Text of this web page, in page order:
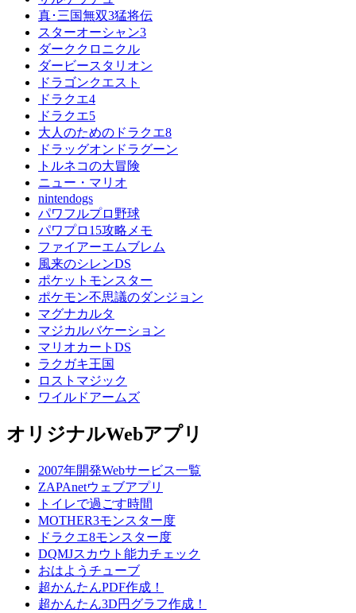
真･三国無双3猛将伝
スターオーシャン3
ダーククロニクル
ダービースタリオン
ドラゴンクエスト
ドラクエ4
ドラクエ5
大人のためのドラクエ8
ドラッグオンドラグーン
トルネコの大冒険
ニュー・マリオ
nintendogs
パワフルプロ野球
パワプロ15攻略メモ
ファイアーエムブレム
風来のシレンDS
ポケットモンスター
ポケモン不思議のダンジョン
マグナカルタ
マジカルバケーション
マリオカートDS
ラクガキ王国
ロストマジック
ワイルドアームズ
オリジナルWebアプリ
2007年開発Webサービス一覧
ZAPAnetウェブアプリ
トイレで過ごす時間
MOTHER3モンスター度
ドラクエ8モンスター度
DQMJスカウト能力チェック
おはようチューブ
超かんたんPDF作成！
超かんたん3D円グラフ作成！